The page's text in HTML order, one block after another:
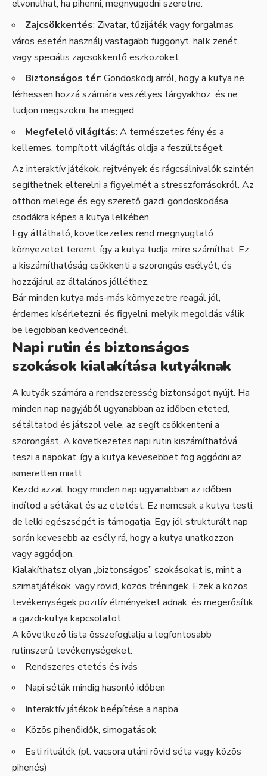
elvonulhat, ha pihenni, megnyugodni szeretne.
Zajcsökkentés: Zivatar, tűzijáték vagy forgalmas
város esetén használj vastagabb függönyt, halk zenét,
vagy speciális zajcsökkentő eszközöket.
Biztonságos tér: Gondoskodj arról, hogy a kutya ne
férhessen hozzá számára veszélyes tárgyakhoz, és ne
tudjon megszökni, ha megijed.
Megfelelő világítás: A természetes fény és a
kellemes, tompított világítás oldja a feszültséget.
Az interaktív játékok, rejtvények és rágcsálnivalók szintén
segíthetnek elterelni a figyelmét a stresszforrásokról. Az
otthon melege és egy szerető gazdi gondoskodása
csodákra képes a kutya lelkében.
Egy átlátható, következetes rend megnyugtató
környezetet teremt, így a kutya tudja, mire számíthat. Ez
a kiszámíthatóság csökkenti a szorongás esélyét, és
hozzájárul az általános jólléthez.
Bár minden kutya más-más környezetre reagál jól,
érdemes kísérletezni, és figyelni, melyik megoldás válik
be legjobban kedvencednél.
Napi rutin és biztonságos
szokások kialakítása kutyáknak
A kutyák számára a rendszeresség biztonságot nyújt. Ha
minden nap nagyjából ugyanabban az időben eteted,
sétáltatod és játszol vele, az segít csökkenteni a
szorongást. A következetes napi rutin kiszámíthatóvá
teszi a napokat, így a kutya kevesebbet fog aggódni az
ismeretlen miatt.
Kezdd azzal, hogy minden nap ugyanabban az időben
indítod a sétákat és az etetést. Ez nemcsak a kutya testi,
de lelki egészségét is támogatja. Egy jól strukturált nap
során kevesebb az esély rá, hogy a kutya unatkozzon
vagy aggódjon.
Kialakíthatsz olyan „biztonságos” szokásokat is, mint a
szimatjátékok, vagy rövid, közös tréningek. Ezek a közös
tevékenységek pozitív élményeket adnak, és megerősítik
a gazdi-kutya kapcsolatot.
A következő lista összefoglalja a legfontosabb
rutinszerű tevékenységeket:
Rendszeres etetés és ivás
Napi séták mindig hasonló időben
Interaktív játékok beépítése a napba
Közös pihenőidők, simogatások
Esti rituálék (pl. vacsora utáni rövid séta vagy közös
pihenés)